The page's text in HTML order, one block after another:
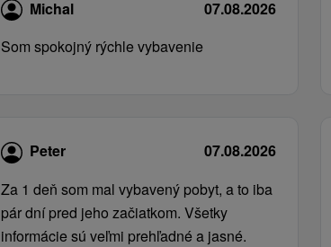
Michal
07.08.2026
Som spokojný rýchle vybavenie
Peter
07.08.2026
Za 1 deň som mal vybavený pobyt, a to iba
pár dní pred jeho začiatkom. Všetky
informácie sú veľmi prehľadné a jasné.